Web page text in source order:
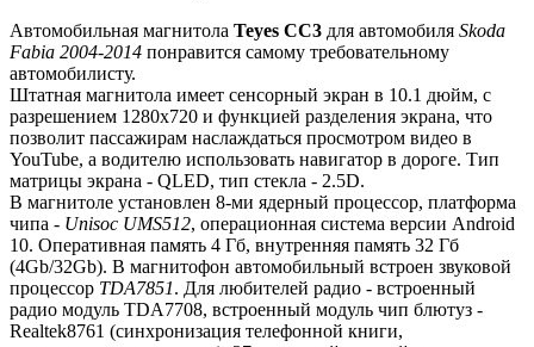
Автомобильная магнитола Teyes СС3 для автомобиля Skoda
Fabia 2004-2014 понравится самому требовательному
автомобилисту.
Штатная магнитола имеет сенсорный экран в 10.1 дюйм, с
разрешением 1280х720 и функцией разделения экрана, что
позволит пассажирам наслаждаться просмотром видео в
YouTube, а водителю использовать навигатор в дороге. Тип
матрицы экрана - QLED, тип стекла - 2.5D.
В магнитоле установлен 8-ми ядерный процессор, платформа
чипа - Unisoc UMS512, операционная система версии Android
10. Оперативная память 4 Гб, внутренняя память 32 Гб
(4Gb/32Gb). В магнитофон автомобильный встроен звуковой
процессор TDA7851. Для любителей радио - встроенный
радио модуль TDA7708, встроенный модуль чип блютуз -
Realtek8761 (синхронизация телефонной книги,